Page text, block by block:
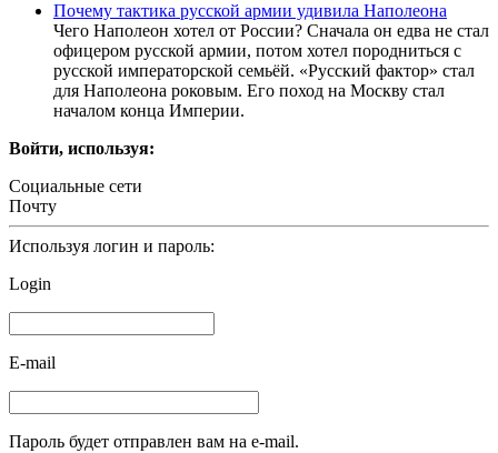
Почему тактика русской армии удивила Наполеона
Чего Наполеон хотел от России? Сначала он едва не стал
офицером русской армии, потом хотел породниться с
русской императорской семьёй. «Русский фактор» стал
для Наполеона роковым. Его поход на Москву стал
началом конца Империи.
Войти, используя:
Социальные сети
Почту
Используя логин и пароль:
Login
E-mail
Пароль будет отправлен вам на e-mail.